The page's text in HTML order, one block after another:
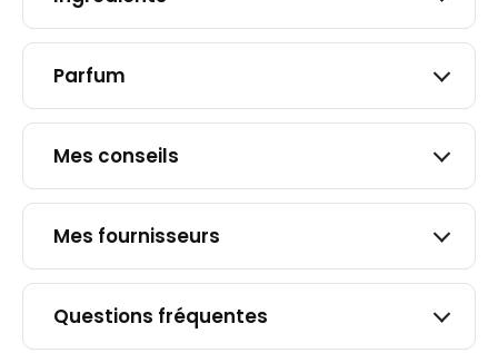
Elle convient particulièrement aux
peaux sensibles, qui cherchent un
soin nettoyant efficace mais
agréable à utiliser au quotidien. Le
visage est plus net, plus frais et mieux
préparé à recevoir un
crème.
Efficace pour retirer les impuretés
particulièrement adaptée à la zone
plus fragile du contour des yeux. Au
Parfum
Mes conseils
Mes fournisseurs
Questions fréquentes